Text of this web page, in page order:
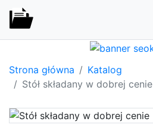
Strona główna
Katalog
Stół składany w dobrej cenie